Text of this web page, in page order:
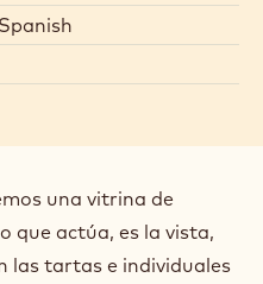
Spanish
una vitrina de
que actúa, es la vista,
las tartas e individuales